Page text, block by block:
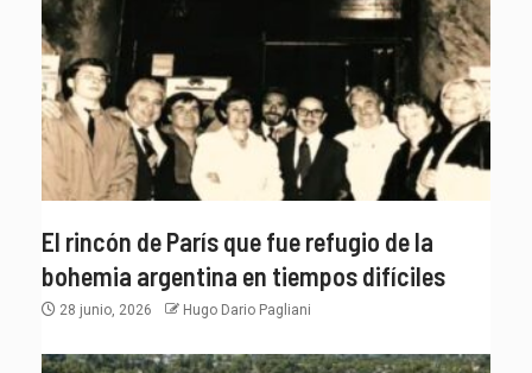
El rincón de París que fue refugio de la
bohemia argentina en tiempos difíciles
28 junio, 2026 Hugo Dario Pagliani